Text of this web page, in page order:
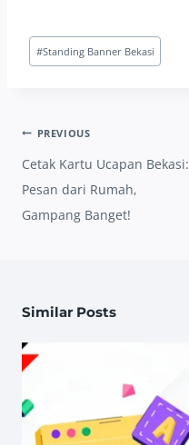
Post
Tags:
#Standing Banner Bekasi
Post
navigation
PREVIOUS
Cetak Kartu Ucapan Bekasi:
Pesan dari Rumah,
Gampang Banget!
Similar Posts